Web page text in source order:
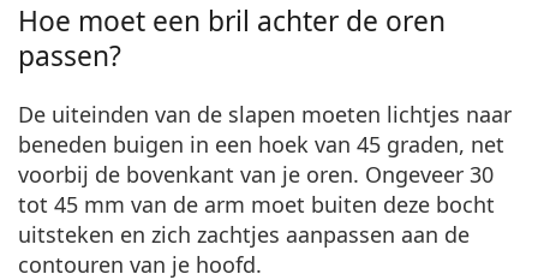
Hoe moet een bril achter de oren
passen?
De uiteinden van de slapen moeten lichtjes naar
beneden buigen in een hoek van 45 graden, net
voorbij de bovenkant van je oren. Ongeveer 30
tot 45 mm van de arm moet buiten deze bocht
uitsteken en zich zachtjes aanpassen aan de
contouren van je hoofd.